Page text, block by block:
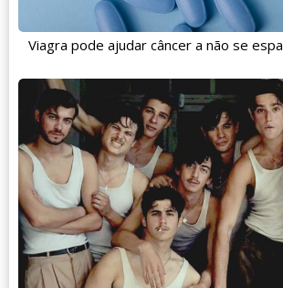
Viagra pode ajudar câncer a não se